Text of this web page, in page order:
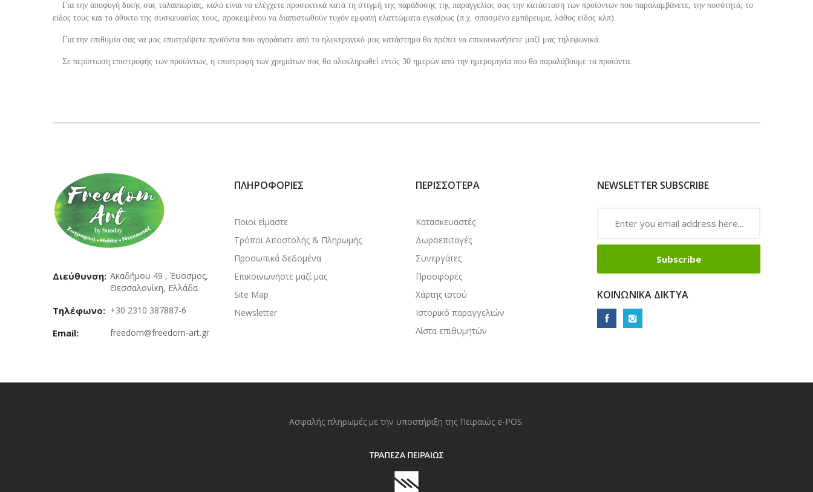
Για την αποφυγή δικής σας ταλαιπωρίας, καλό είναι να ελέγχετε προσεκτικά κατά τη στιγμή της παράδοσης της παραγγελίας σας την κατάσταση των προϊόντων που παραλαμβάνετε, την ποσότητά, το
είδος τους και το άθικτο της συσκευασίας τους, προκειμένου να διαπιστωθούν τυχόν εμφανή ελαττώματα εγκαίρως (π.χ. σπασμένο εμπόρευμα, λάθος είδος κλπ).
Για την επιθυμία σας να μας επιστρέψετε προϊόντα που αγοράσατε από το ηλεκτρονικό μας κατάστημα θα πρέπει να επικοινωνήσετε μαζί μας τηλεφωνικά.
Σε περίπτωση επιστροφής των προϊόντων, η επιστροφή των χρημάτων σας θα ολοκληρωθεί εντός 30 ημερών από την ημερομηνία που θα παραλάβουμε τα προϊόντα.
Διεύθυνση: Ακαδήμου 49 , Έυοσμος,
Θεσσαλονίκη, Ελλάδα
Τηλέφωνο: +30 2310 387887-6
Email: freedom@freedom-art.gr
ΠΛΗΡΟΦΟΡΊΕΣ
Ποιοι είμαστε
Τρόποι Αποστολής & Πληρωμής
Προσωπικά δεδομένα
Επικοινωνήστε μαζί μας
Site Map
Newsletter
ΠΕΡΙΣΣΌΤΕΡΑ
Κατασκευαστές
Δωροεπιταγές
Συνεργάτες
Προσφορές
Χάρτης ιστού
Ιστορικό παραγγελιών
Λίστα επιθυμητών
NEWSLETTER SUBSCRIBE
Subscribe
ΚΟΙΝΩΝΙΚΆ ΔΊΚΤΥΑ
Ασφαλής πληρωμές με την υποστήριξη της Πειραιώς e-POS.